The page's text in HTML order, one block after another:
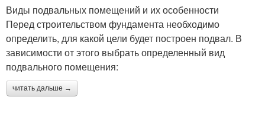
Виды подвальных помещений и их особенности
Перед строительством фундамента необходимо
определить, для какой цели будет построен подвал. В
зависимости от этого выбрать определенный вид
подвального помещения:
читать дальше →